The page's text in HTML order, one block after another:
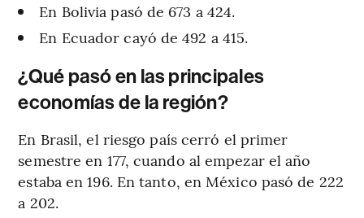
En Bolivia pasó de 673 a 424.
En Ecuador cayó de 492 a 415.
¿Qué pasó en las principales
economías de la región?
En Brasil, el riesgo país cerró el primer
semestre en 177, cuando al empezar el año
estaba en 196. En tanto, en México pasó de 222
a 202.